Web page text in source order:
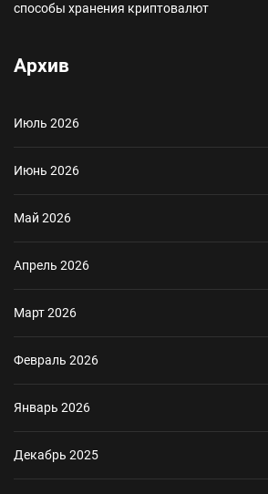
способы хранения криптовалют
Архив
Июль 2026
Июнь 2026
Май 2026
Апрель 2026
Март 2026
Февраль 2026
Январь 2026
Декабрь 2025